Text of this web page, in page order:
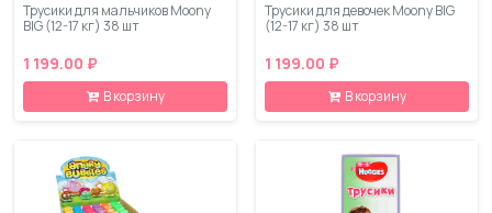
Трусики для мальчиков Moony
BIG (12-17 кг) 38 шт
1 199.00 ₽
В корзину
Трусики для девочек Moony BIG
(12-17 кг) 38 шт
1 199.00 ₽
В корзину